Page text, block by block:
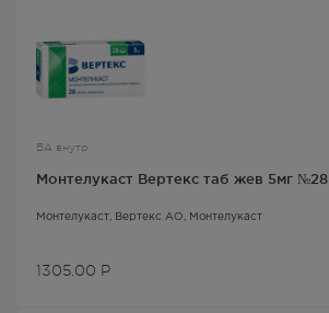
БА внутр
Монтелукаст Вертекс таб жев 5мг №28
Монтелукаст, Вертекс АО, Монтелукаст
1305.00 Р